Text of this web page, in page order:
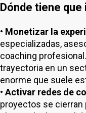
Dónde tiene que
• Monetizar la
especializadas,
coaching
trayectoria en un
enorme que suele
• Activar redes de
proyectos se cierran